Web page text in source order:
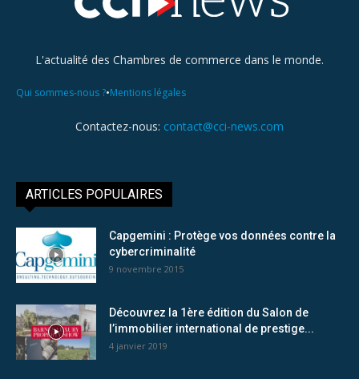
L'actualité des Chambres de commerce dans le monde.
Qui sommes-nous ?•Mentions légales
Contactez-nous: contact@cci-news.com
ARTICLES POPULAIRES
Capgemini : Protège vos données contre la
cybercriminalité
9 novembre 2015
Découvrez la 1ère édition du Salon de
l’immobilier international de prestige...
4 janvier 2019